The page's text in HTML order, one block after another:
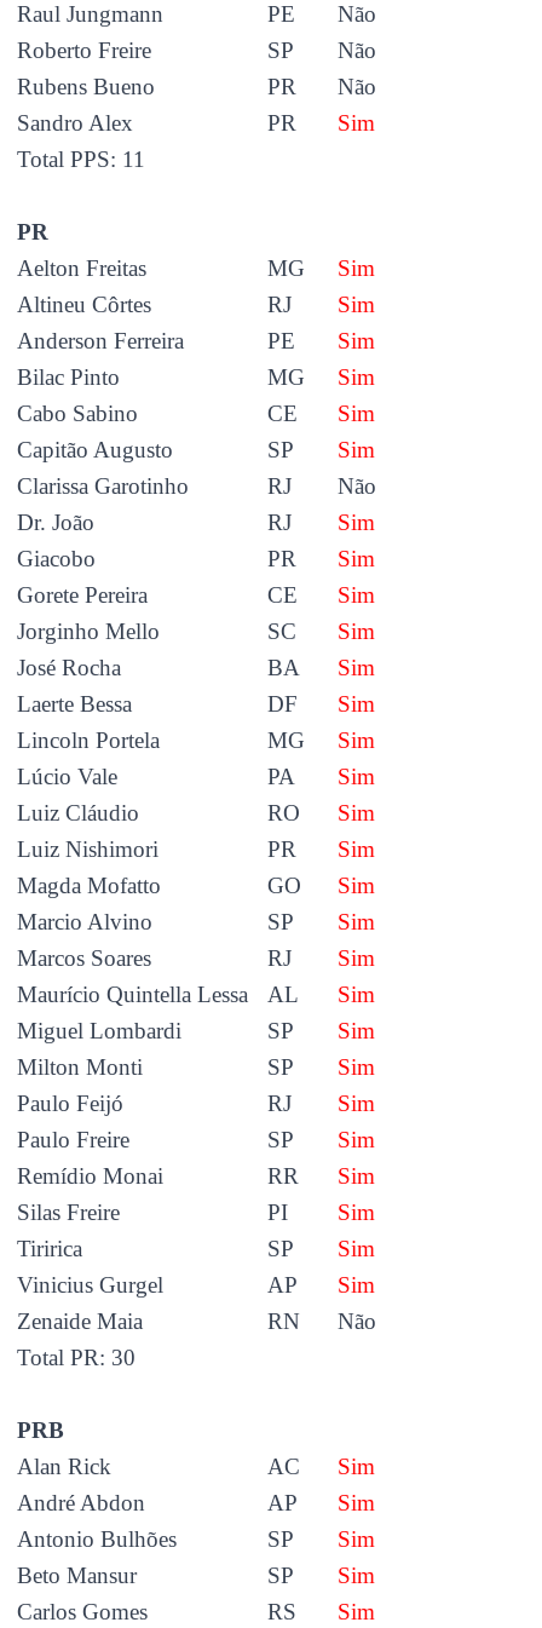
Raul Jungmann PE
Não
Roberto Freire
SP
Não
Rubens Bueno
PR
Não
Sandro Alex
PR
Sim
Total PPS: 11
PR
Aelton Freitas
MG
Sim
Altineu Côrtes
RJ
Sim
Anderson Ferreira
PE
Sim
Bilac Pinto
MG
Sim
Cabo Sabino
CE
Sim
Capitão Augusto
SP
Sim
Clarissa Garotinho
RJ
Não
Dr. João
RJ
Sim
Giacobo
PR
Sim
Gorete Pereira
CE
Sim
Jorginho Mello
SC
Sim
José Rocha
BA
Sim
Laerte Bessa
DF
Sim
Lincoln Portela
MG
Sim
Lúcio Vale
PA
Sim
Luiz Cláudio
RO
Sim
Luiz Nishimori
PR
Sim
Magda Mofatto
GO
Sim
Marcio Alvino
SP
Sim
Marcos Soares
RJ
Sim
Maurício Quintella Lessa
AL
Sim
Miguel Lombardi
SP
Sim
Milton Monti
SP
Sim
Paulo Feijó
RJ
Sim
Paulo Freire
SP
Sim
Remídio Monai
RR
Sim
Silas Freire
PI
Sim
Tiririca
SP
Sim
Vinicius Gurgel
AP
Sim
Zenaide Maia
RN
Não
Total PR: 30
PRB
Alan Rick
AC
Sim
André Abdon
AP
Sim
Antonio Bulhões
SP
Sim
Beto Mansur
SP
Sim
Carlos Gomes
RS
Sim